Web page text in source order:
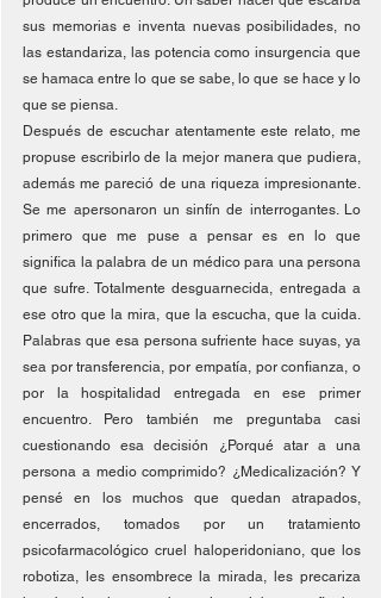
sus memorias e inventa nuevas posibilidades, no
las estandariza, las potencia como insurgencia que
se hamaca entre lo que se sabe, lo que se hace y lo
que se piensa.
Después de escuchar atentamente este relato, me
propuse escribirlo de la mejor manera que pudiera,
además me pareció de una riqueza impresionante.
Se me apersonaron un sinfín de interrogantes. Lo
primero que me puse a pensar es en lo que
significa la palabra de un médico para una persona
que sufre. Totalmente desguarnecida, entregada a
ese otro que la mira, que la escucha, que la cuida.
Palabras que esa persona sufriente hace suyas, ya
sea por transferencia, por empatía, por confianza, o
por la hospitalidad entregada en ese primer
encuentro. Pero también me preguntaba casi
cuestionando esa decisión ¿Porqué atar a una
persona a medio comprimido? ¿Medicalización? Y
pensé en los muchos que quedan atrapados,
encerrados, tomados por un tratamiento
psicofarmacológico cruel haloperidoniano, que los
robotiza, les ensombrece la mirada, les precariza